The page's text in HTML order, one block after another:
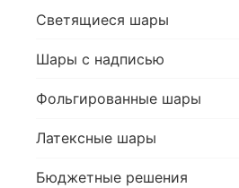
Светящиеся шары
Шары с надписью
Фольгированные шары
Латексные шары
Бюджетные решения